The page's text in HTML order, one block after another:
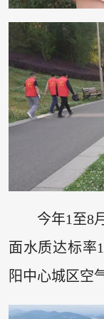
今年1至8
面水质达标率
阳中心城区空